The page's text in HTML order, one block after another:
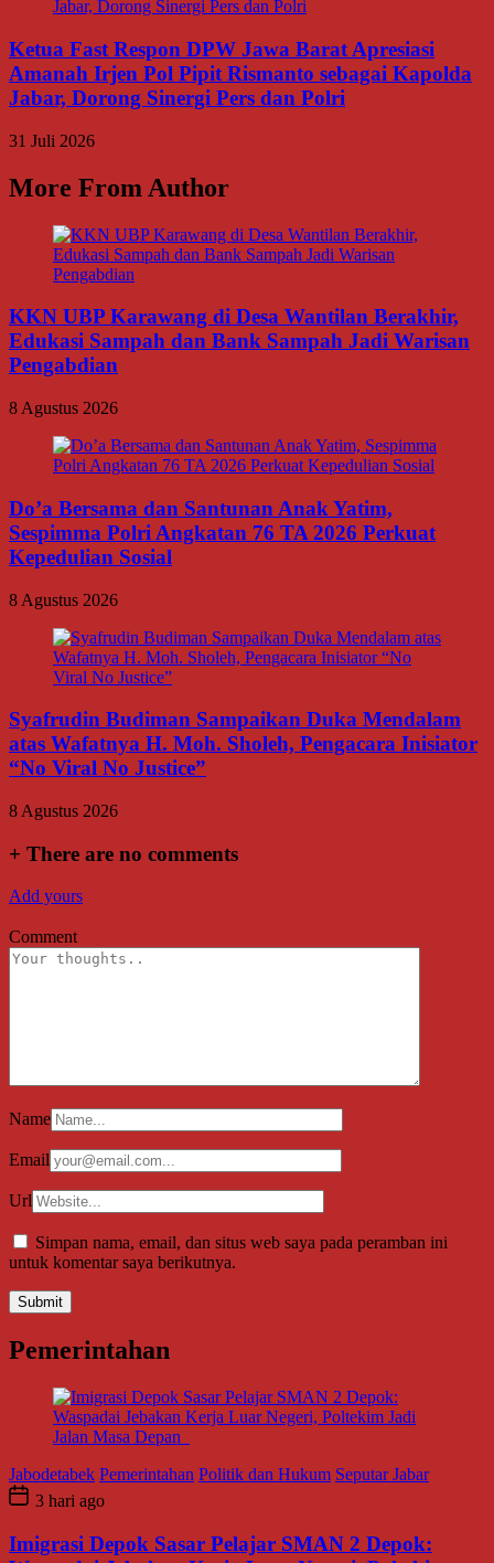
Ketua Fast Respon DPW Jawa Barat Apresiasi
Amanah Irjen Pol Pipit Rismanto sebagai Kapolda
Jabar, Dorong Sinergi Pers dan Polri
31 Juli 2026
More From Author
KKN UBP Karawang di Desa Wantilan Berakhir,
Edukasi Sampah dan Bank Sampah Jadi Warisan
Pengabdian
8 Agustus 2026
Do’a Bersama dan Santunan Anak Yatim,
Sespimma Polri Angkatan 76 TA 2026 Perkuat
Kepedulian Sosial
8 Agustus 2026
Syafrudin Budiman Sampaikan Duka Mendalam
atas Wafatnya H. Moh. Sholeh, Pengacara Inisiator
“No Viral No Justice”
8 Agustus 2026
+ There are no comments
Add yours
Comment
Name
Email
Url
Simpan nama, email, dan situs web saya pada peramban ini
untuk komentar saya berikutnya.
Pemerintahan
Jabodetabek Pemerintahan Politik dan Hukum Seputar Jabar
3 hari ago
Imigrasi Depok Sasar Pelajar SMAN 2 Depok: